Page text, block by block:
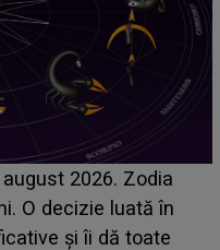
VIDEO"Nu mă crezi că
NECREZUT LA CE AU
recent LIVE! Ce s-a